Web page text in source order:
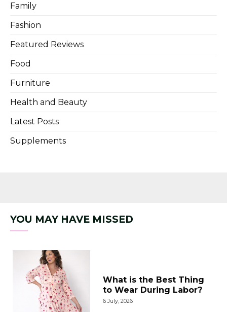
Family
Fashion
Featured Reviews
Food
Furniture
Health and Beauty
Latest Posts
Supplements
YOU MAY HAVE MISSED
What is the Best Thing
to Wear During Labor?
6 July, 2026